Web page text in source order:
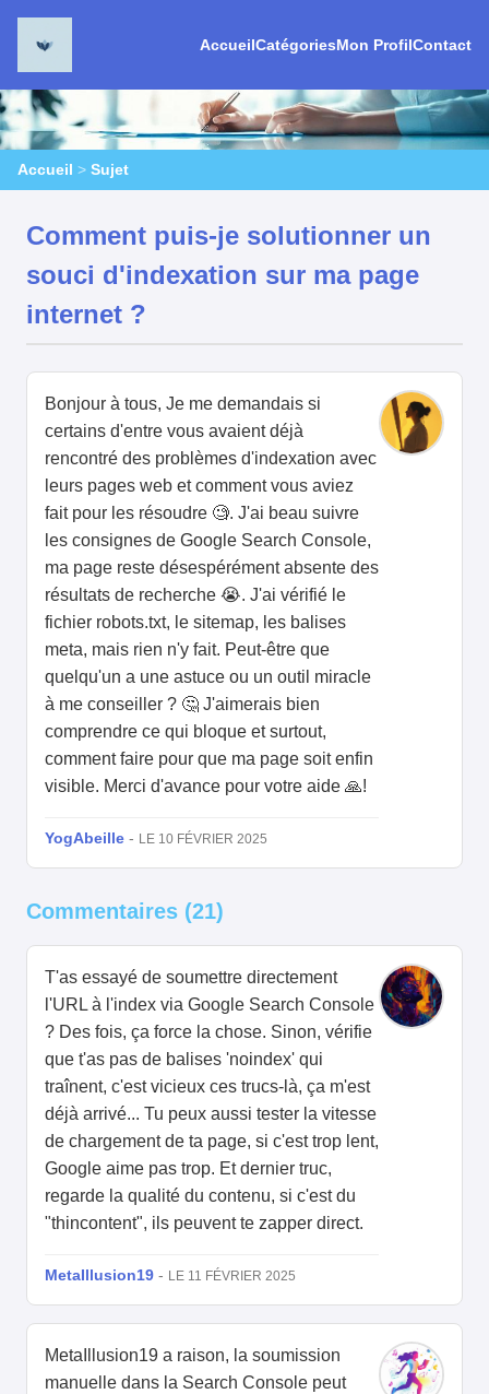
AccueilCatégoriesMon ProfilContact
Accueil > Sujet
Comment puis-je solutionner un
souci d'indexation sur ma page
internet ?
Bonjour à tous, Je me demandais si
certains d'entre vous avaient déjà
rencontré des problèmes d'indexation avec
leurs pages web et comment vous aviez
fait pour les résoudre 🧐. J'ai beau suivre
les consignes de Google Search Console,
ma page reste désespérément absente des
résultats de recherche 😭. J'ai vérifié le
fichier robots.txt, le sitemap, les balises
meta, mais rien n'y fait. Peut-être que
quelqu'un a une astuce ou un outil miracle
à me conseiller ? 🤔 J'aimerais bien
comprendre ce qui bloque et surtout,
comment faire pour que ma page soit enfin
visible. Merci d'avance pour votre aide 🙏!
YogAbeille - LE 10 FÉVRIER 2025
Commentaires (21)
T'as essayé de soumettre directement
l'URL à l'index via Google Search Console
? Des fois, ça force la chose. Sinon, vérifie
que t'as pas de balises 'noindex' qui
traînent, c'est vicieux ces trucs-là, ça m'est
déjà arrivé... Tu peux aussi tester la vitesse
de chargement de ta page, si c'est trop lent,
Google aime pas trop. Et dernier truc,
regarde la qualité du contenu, si c'est du
"thincontent", ils peuvent te zapper direct.
MetaIllusion19 - LE 11 FÉVRIER 2025
MetaIllusion19 a raison, la soumission
manuelle dans la Search Console peut